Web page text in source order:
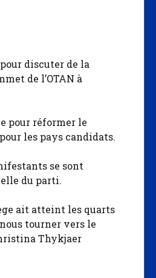
discuter de la
de l’OTAN à
pour réformer le
les pays candidats.
se sont
du parti.
ait atteint les quarts
tourner vers le
Thykjaer